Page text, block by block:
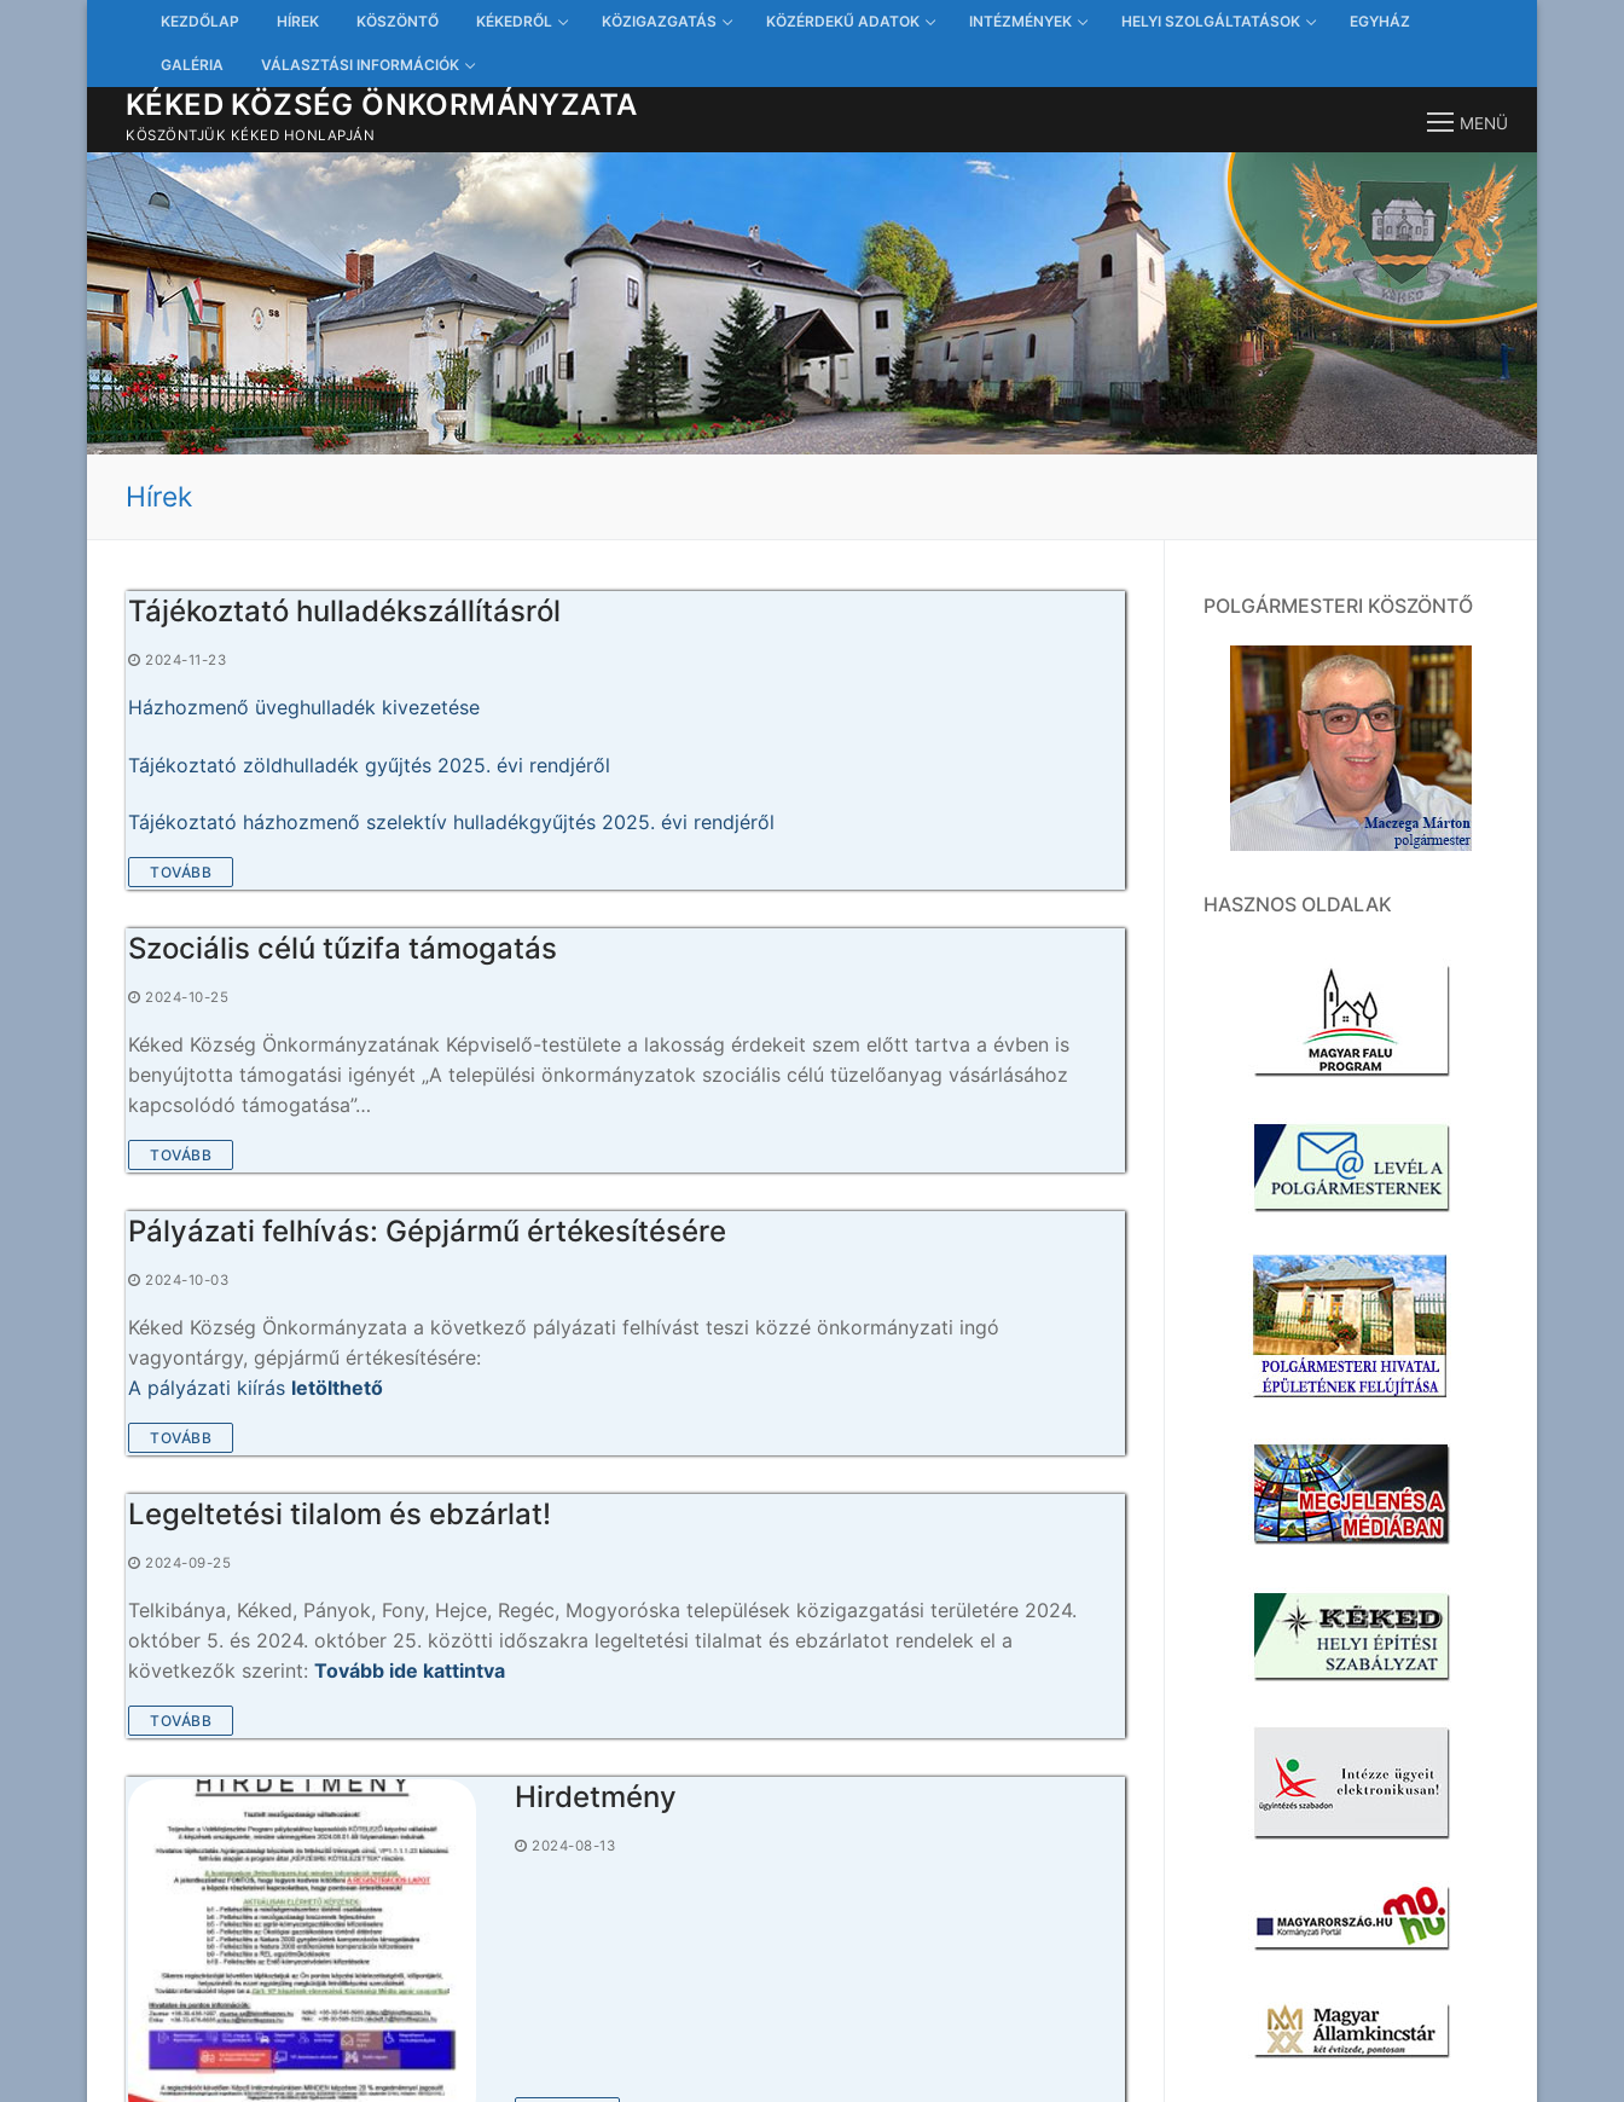
tartalomra
KEZDŐLAP HÍREK KÖSZÖNTŐ KÉKEDRŐL KÖZIGAZGATÁS KÖZÉRDEKŰ ADATOK INTÉZMÉNYEK HELYI SZOLGÁLTATÁSOK EGYHÁZ
GALÉRIA VÁLASZTÁSI INFORMÁCIÓK
KÉKED KÖZSÉG ÖNKORMÁNYZATA
KÖSZÖNTJÜK KÉKED HONLAPJÁN
MENÜ
Hírek
Tájékoztató hulladékszállításról
2024-11-23
Házhozmenő üveghulladék kivezetése
Tájékoztató zöldhulladék gyűjtés 2025. évi rendjéről
Tájékoztató házhozmenő szelektív hulladékgyűjtés 2025. évi rendjéről
TOVÁBB
Szociális célú tűzifa támogatás
2024-10-25
Kéked Község Önkormányzatának Képviselő-testülete a lakosság érdekeit szem előtt tartva a évben is
benyújtotta támogatási igényét „A települési önkormányzatok szociális célú tüzelőanyag vásárlásához
kapcsolódó támogatása”…
TOVÁBB
Pályázati felhívás: Gépjármű értékesítésére
2024-10-03
Kéked Község Önkormányzata a következő pályázati felhívást teszi közzé önkormányzati ingó
vagyontárgy, gépjármű értékesítésére:
A pályázati kiírás letölthető
TOVÁBB
Legeltetési tilalom és ebzárlat!
2024-09-25
Telkibánya, Kéked, Pányok, Fony, Hejce, Regéc, Mogyoróska települések közigazgatási területére 2024.
október 5. és 2024. október 25. közötti időszakra legeltetési tilalmat és ebzárlatot rendelek el a
következők szerint: Tovább ide kattintva
TOVÁBB
Hirdetmény
2024-08-13
POLGÁRMESTERI KÖSZÖNTŐ
HASZNOS OLDALAK